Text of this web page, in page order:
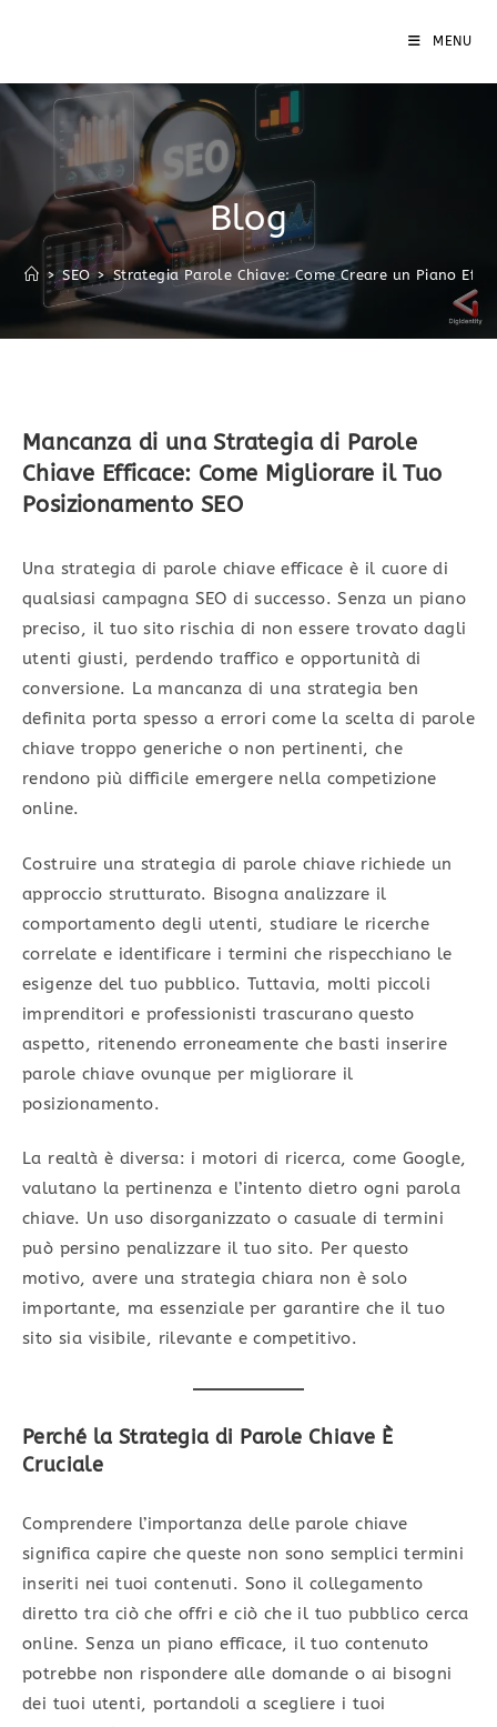
MENU
Blog
> SEO > Strategia Parole Chiave: Come Creare un Piano
Mancanza di una Strategia di Parole
Chiave Efficace: Come Migliorare il Tuo
Posizionamento SEO
Una strategia di parole chiave efficace è il cuore di
qualsiasi campagna SEO di successo. Senza un piano
preciso, il tuo sito rischia di non essere trovato dagli
utenti giusti, perdendo traffico e opportunità di
conversione. La mancanza di una strategia ben
definita porta spesso a errori come la scelta di parole
chiave troppo generiche o non pertinenti, che
rendono più difficile emergere nella competizione
online.
Costruire una strategia di parole chiave richiede un
approccio strutturato. Bisogna analizzare il
comportamento degli utenti, studiare le ricerche
correlate e identificare i termini che rispecchiano le
esigenze del tuo pubblico. Tuttavia, molti piccoli
imprenditori e professionisti trascurano questo
aspetto, ritenendo erroneamente che basti inserire
parole chiave ovunque per migliorare il
posizionamento.
La realtà è diversa: i motori di ricerca, come Google,
valutano la pertinenza e l’intento dietro ogni parola
chiave. Un uso disorganizzato o casuale di termini
può persino penalizzare il tuo sito. Per questo
motivo, avere una strategia chiara non è solo
importante, ma essenziale per garantire che il tuo
sito sia visibile, rilevante e competitivo.
Perché la Strategia di Parole Chiave È
Cruciale
Comprendere l’importanza delle parole chiave
significa capire che queste non sono semplici termini
inseriti nei tuoi contenuti. Sono il collegamento
diretto tra ciò che offri e ciò che il tuo pubblico cerca
online. Senza un piano efficace, il tuo contenuto
potrebbe non rispondere alle domande o ai bisogni
dei tuoi utenti, portandoli a scegliere i tuoi